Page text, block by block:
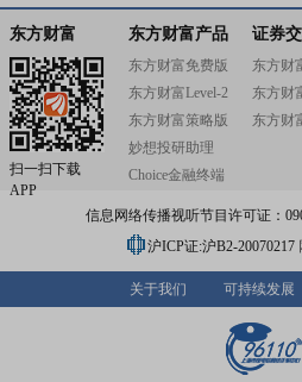
东方财富
扫一扫下载
APP
东方财富产品
东方财富免费版
东方财富Level-2
东方财富策略版
妙想投研助理
Choice金融终端
证券
东方财
东方财
东方财
信息网络传播视听节目许可证：
沪ICP证:沪B2-20070217
关于我们 可持续发展